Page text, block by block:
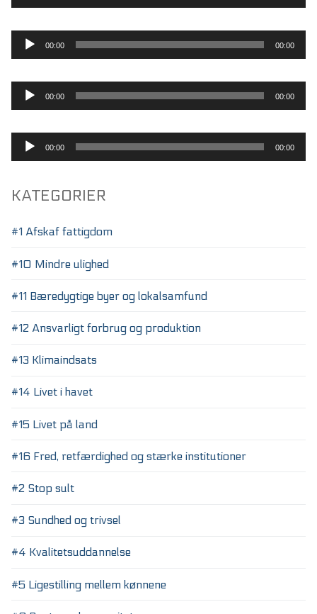
Lydafspiller
00:00 00:00
Lydafspiller
00:00 00:00
Lydafspiller
00:00 00:00
KATEGORIER
#1 Afskaf fattigdom
#10 Mindre ulighed
#11 Bæredygtige byer og lokalsamfund
#12 Ansvarligt forbrug og produktion
#13 Klimaindsats
#14 Livet i havet
#15 Livet på land
#16 Fred, retfærdighed og stærke institutioner
#2 Stop sult
#3 Sundhed og trivsel
#4 Kvalitetsuddannelse
#5 Ligestilling mellem kønnene